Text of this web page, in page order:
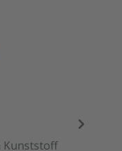
Kunststoff